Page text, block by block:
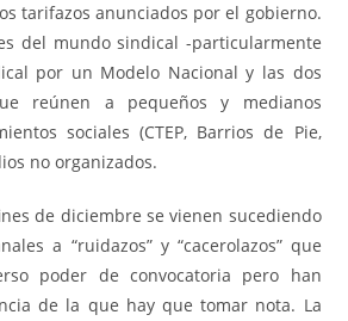
tarifazos anunciados por el gobierno.
del mundo sindical -particularmente
por un Modelo Nacional y las dos
reúnen a pequeños y medianos
sociales (CTEP, Barrios de Pie,
no organizados.
de diciembre se vienen sucediendo
a “ruidazos” y “cacerolazos” que
poder de convocatoria pero han
de la que hay que tomar nota. La